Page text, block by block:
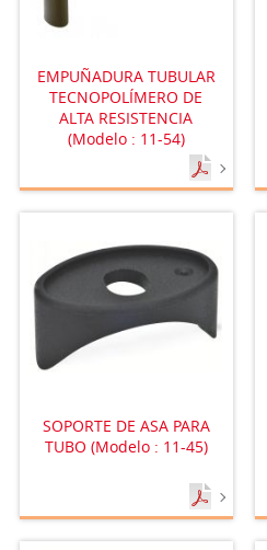
EMPUÑADURA TUBULAR
TECNOPOLÍMERO DE
ALTA RESISTENCIA
(Modelo : 11-54)
SOPORTE DE ASA PARA
TUBO (Modelo : 11-45)